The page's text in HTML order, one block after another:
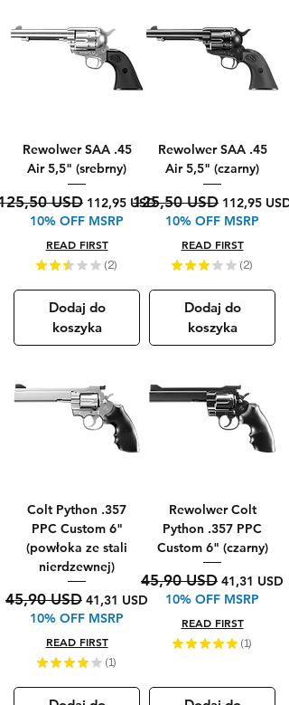
Rewolwer SAA .45
Air 5,5" (srebrny)
cena
USD Cena rabatowa
112,95 USD
10% OFF MSRP
READ FIRST
★ ★ ★ ★ ★ 2
2
Dodaj do
koszyka
Rewolwer SAA .45
Air 5,5" (czarny)
Regularna cena
125,50 USD Cena
112,95 USD
10% OFF MSRP
READ FIRST
★ ★ ★ ★ ★ 2
2
Dodaj do
koszyka
Colt Python .357
PPC Custom 6"
(powłoka ze stali
nierdzewnej)
Regularna cena
45,90 USD Cena rabatowa
41,31 USD
10% OFF MSRP
READ FIRST
★ ★ ★ ★ ★ 1
1
Rewolwer Colt
Python .357 PPC
Custom 6" (czarny)
Regularna cena
45,90 USD Cena
41,31 USD
10% OFF MSRP
READ FIRST
★ ★ ★ ★ ★ 1
1